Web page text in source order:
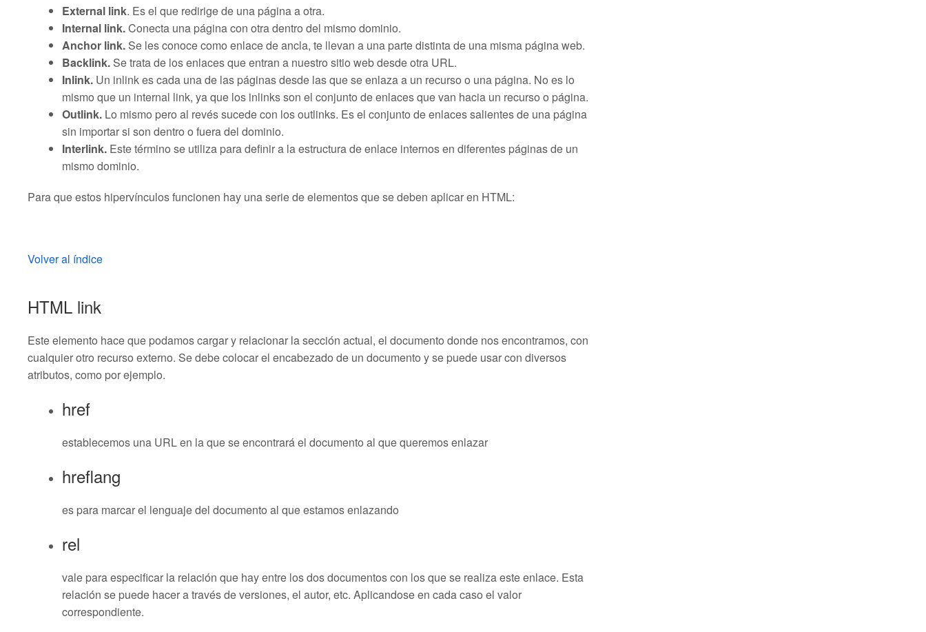
External link. Es el que redirige de una página a otra.
Internal link.Conecta una página con otra dentro del mismo dominio.
Anchor link. Se les conoce como enlace de ancla, te llevan a una parte distinta de una misma página web.
Backlink. Se trata de los enlaces que entran a nuestro sitio web desde otra URL.
Inlink. Un inlink es cada una de las páginas desde las que se enlaza a un recurso o una página. No es lo
mismo que un internal link, ya que los inlinks son el conjunto de enlaces que van hacia un recurso o página.
Outlink. Lo mismo pero al revés sucede con los outlinks. Es el conjunto de enlaces salientes de una página
sin importar si son dentro o fuera del dominio.
Interlink. Este término se utiliza para definir a la estructura de enlace internos en diferentes páginas de un
mismo dominio.
Para que estos hipervínculos funcionen hay una serie de elementos que se deben aplicar en HTML:
Volver al índice
HTML link
Este elemento hace que podamos cargar y relacionar la sección actual, el documento donde nos encontramos, con
cualquier otro recurso externo. Se debe colocar el encabezado de un documento y se puede usar con diversos
atributos, como por ejemplo.
href
establecemos una URL en la que se encontrará el documento al que queremos enlazar
hreflang
es para marcar el lenguaje del documento al que estamos enlazando
rel
vale para especificar la relación que hay entre los dos documentos con los que se realiza este enlace. Esta
relación se puede hacer a través de versiones, el autor, etc. Aplicandose en cada caso el valor
correspondiente.